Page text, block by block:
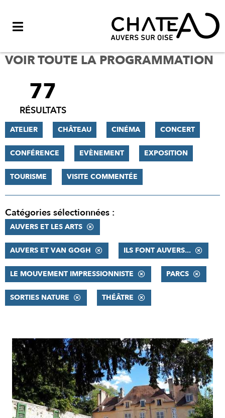
VOIR TOUTE LA PROGRAMMATION
FILTRER
RÉSULTATS
77
RÉSULTATS
ATELIER CHÂTEAU CINÉMA CONCERT
CONFÉRENCE EVÈNEMENT EXPOSITION
TOURISME VISITE COMMENTÉE
Catégories sélectionnées :
AUVERS ET LES ARTS
AUVERS ET VAN GOGH ILS FONT AUVERS...
LE MOUVEMENT IMPRESSIONNISTE PARCS
SORTIES NATURE THÉÂTRE
RÉSULTATS